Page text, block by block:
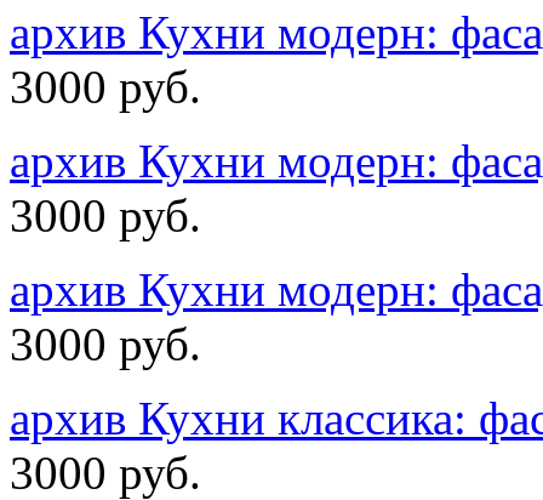
архив Кухни модерн:
3000 руб.
архив Кухни модерн:
3000 руб.
архив Кухни модерн:
3000 руб.
архив Кухни классика:
3000 руб.